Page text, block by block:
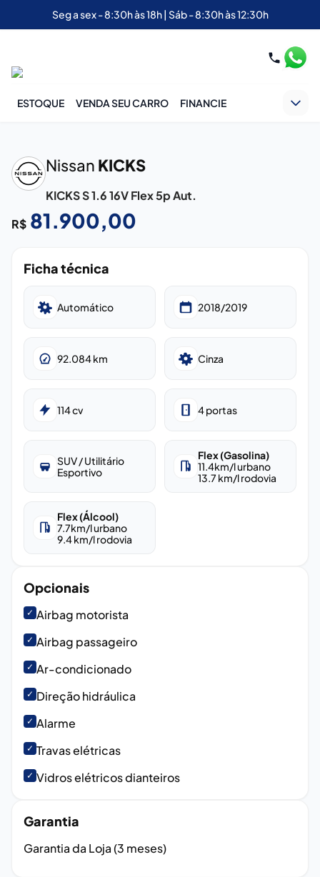
Seg a sex - 8:30h às 18h | Sáb - 8:30h às 12:30h
ESTOQUE VENDA SEU CARRO FINANCIE
Nissan KICKS
KICKS S 1.6 16V Flex 5p Aut.
R$ 81.900,00
Ficha técnica
Automático 2018/2019
92.084km Cinza
114cv 4portas
SUV / Utilitário
Esportivo
Flex (Gasolina)
11.4km/l urbano
13.7 km/l rodovia
Flex (Álcool)
7.7km/l urbano
9.4km/l rodovia
Opcionais
✓ Airbag motorista
✓ Airbag passageiro
✓ Ar-condicionado
✓ Direção hidráulica
✓ Alarme
✓ Travas elétricas
✓ Vidros elétricos dianteiros
Garantia
Garantia da Loja (3 meses)